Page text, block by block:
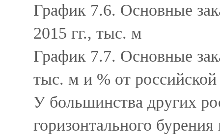
График 7.6. Основные
2015 гг., тыс. м
График 7.7. Основные
тыс. м и % от
У большинства других
горизонтального